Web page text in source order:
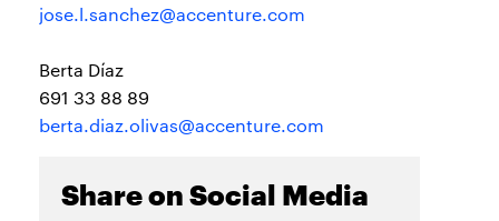
jose.l.sanchez@accenture.com
Berta Díaz
691 33 88 89
berta.diaz.olivas@accenture.com
Share on Social Media